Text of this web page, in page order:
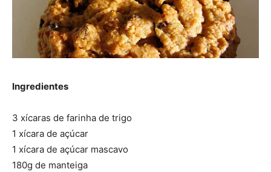
Ingredientes
3 xícaras de farinha de trigo
1 xícara de açúcar
1 xícara de açúcar mascavo
180g de manteiga